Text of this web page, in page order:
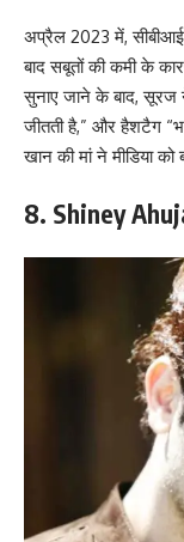
अप्रैल 2023 में,
बाद सबूतों की कमी के
सुनाए जाने के बाद, सूरज
जीतती है,” और हैशटैग
खान की मां ने मीडिया को
8. Shiney